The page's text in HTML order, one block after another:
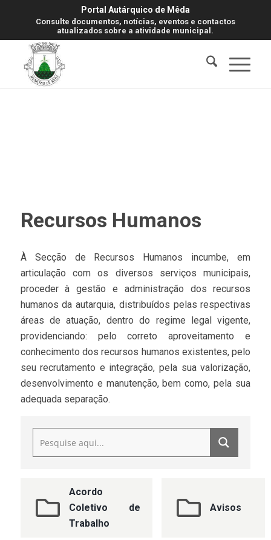
Portal Autárquico de Mêda
Consulte documentos, notícias, eventos e contactos
atualizados sobre a atividade municipal.
Recursos Humanos
À Secção de Recursos Humanos incumbe, em
articulação com os diversos serviços municipais,
proceder à gestão e administração dos recursos
humanos da autarquia, distribuídos pelas respectivas
áreas de atuação, dentro do regime legal vigente,
providenciando: pelo correto aproveitamento e
conhecimento dos recursos humanos existentes, pelo
seu recrutamento e integração, pela sua valorização,
desenvolvimento e manutenção, bem como, pela sua
adequada separação.
Acordo
Coletivo de
Trabalho
Avisos